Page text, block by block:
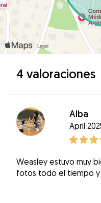
4 valoraciones
Alba
April
Weasley estuvo muy
fotos todo el tiempo y